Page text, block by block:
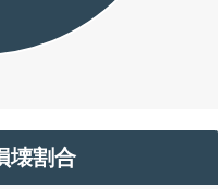
壊割合